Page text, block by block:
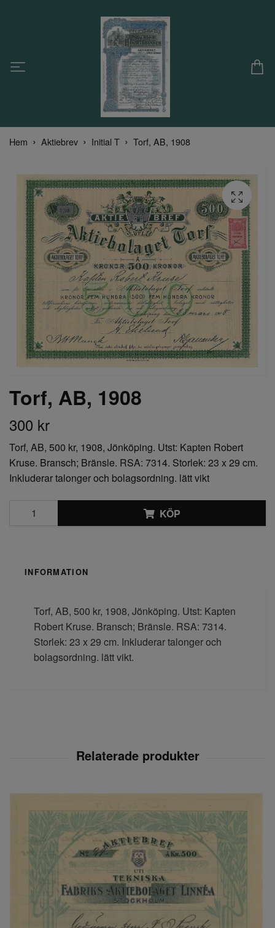
Hem Aktiebrev Initial T Torf, AB, 1908
Torf, AB, 1908
300 kr
Torf, AB, 500 kr, 1908, Jönköping. Utst: Kapten Robert
Kruse. Bransch; Bränsle. RSA: 7314. Storlek: 23 x 29 cm.
Inkluderar talonger och bolagsordning. lätt vikt
KÖP
INFORMATION
Torf, AB, 500 kr, 1908, Jönköping. Utst: Kapten
Robert Kruse. Bransch; Bränsle. RSA: 7314.
Storlek: 23 x 29 cm. Inkluderar talonger och
bolagsordning. lätt vikt.